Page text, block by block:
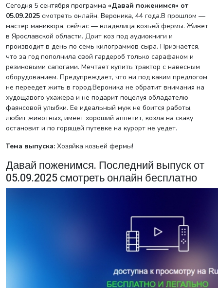
Сегодня 5 сентября программа «Давай поженимся» от
05.09.2025 смотреть онлайн. Вероника, 44 года.В прошлом —
мастер маникюра, сейчас — владелица козьей фермы. Живет
в Ярославской области. Доит коз под аудиокниги и
производит в день по семь килограммов сыра. Признается,
что за год пополнила свой гардероб только сарафаном и
резиновыми сапогами. Мечтает купить трактор с навесным
оборудованием. Предупреждает, что ни под каким предлогом
не переедет жить в город.Вероника не обратит внимания на
худощавого ухажера и не подарит поцелуя обладателю
фаянсовой улыбки. Ее идеальный муж не боится работы,
любит животных, имеет хороший аппетит, козла на скаку
остановит и по горящей путевке на курорт не уедет.
Тема выпуска: Хозяйка козьей фермы!
Давай поженимся. Последний выпуск от
05.09.2025 смотреть онлайн бесплатно